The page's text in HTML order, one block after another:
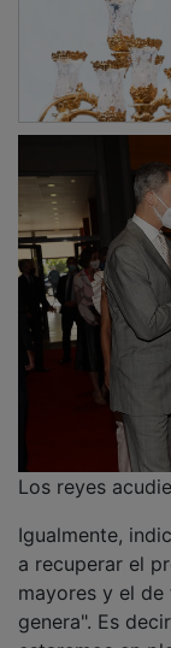
Los reyes
a recuperar el
mayores y el de
genera". Es
estaremos en